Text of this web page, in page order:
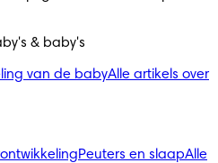
& baby's
van de babyAlle artikels over
Peuters en slaapAlle